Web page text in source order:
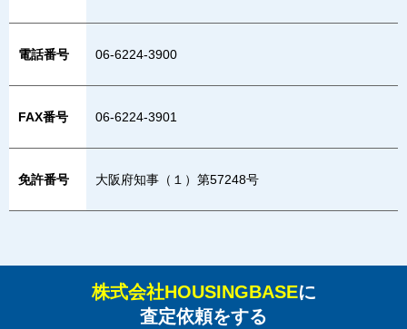
電話番号 06-6224-3900
FAX番号 06-6224-3901
免許番号 大阪府知事（１）第57248号
株式会社HOUSINGBASEに
査定依頼をする